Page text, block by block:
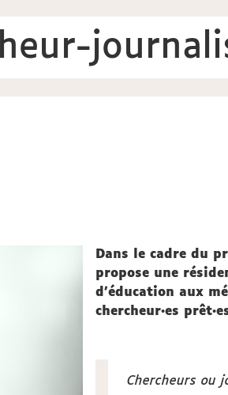
Dans le cadre du
propose une
d’éducation aux
chercheur·es
Chercheurs ou